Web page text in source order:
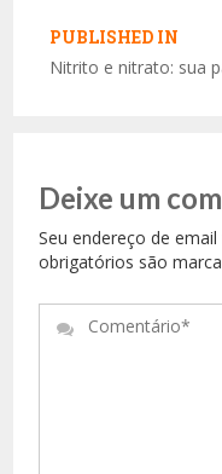
de
Post
PUBLISHED IN
Nitrito e nitrato: sua
Deixe um
Seu endereço de
obrigatórios são